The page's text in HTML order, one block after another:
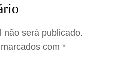
não será publicado.
com *